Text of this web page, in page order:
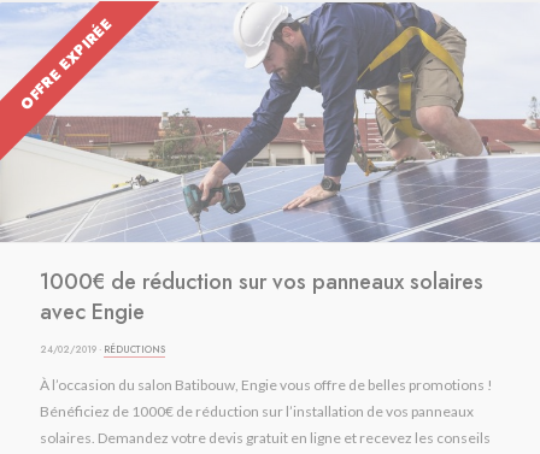
OFFRE EXPIRÉE
1000€ de réduction sur vos panneaux solaires
avec Engie
24/02/2019 · RÉDUCTIONS
À l’occasion du salon Batibouw, Engie vous offre de belles promotions !
Bénéficiez de 1000€ de réduction sur l’installation de vos panneaux
solaires. Demandez votre devis gratuit en ligne et recevez les conseils